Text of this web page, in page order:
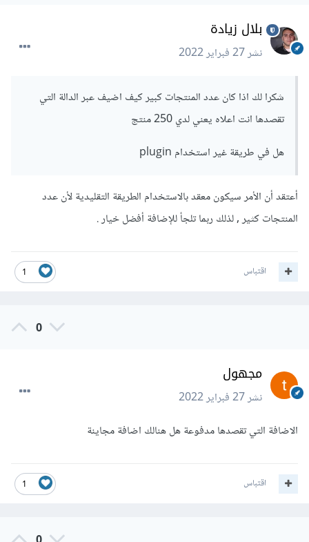
بلال زيادة
نشر27 فبراير 2022
شكرا لك اذا كان عدد المنتجات كبير كيف اضيف عبر الدالة التي
تقصدها انت اعلاه يعني لدي 250 منتج
هل في طريقة غير استخدام plugin
أعتقد أن الأمر سيكون معقد بالاستخدام الطريقة التقليدية لأن عدد
المنتجات كثير , لذلك ربما تلجأ للإضافة أفضل خيار .
1 اقتباس
0
مجهول
نشر27 فبراير 2022
الاضافة التي تقصدها مدفوعة هل هنالك اضافة مجاينة
1 اقتباس